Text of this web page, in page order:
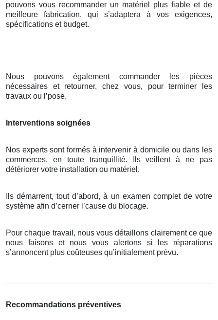
pouvons vous recommander un matériel plus fiable et de
meilleure fabrication, qui s’adaptera à vos exigences,
spécifications et budget.
Nous pouvons également commander les pièces
nécessaires et retourner, chez vous, pour terminer les
travaux ou l’pose.
Interventions soignées
Nos experts sont formés à intervenir à domicile ou dans les
commerces, en toute tranquillité. Ils veillent à ne pas
détériorer votre installation ou matériel.
Ils démarrent, tout d’abord, à un examen complet de votre
système afin d’cerner l’cause du blocage.
Pour chaque travail, nous vous détaillons clairement ce que
nous faisons et nous vous alertons si les réparations
s’annoncent plus coûteuses qu’initialement prévu.
Recommandations préventives